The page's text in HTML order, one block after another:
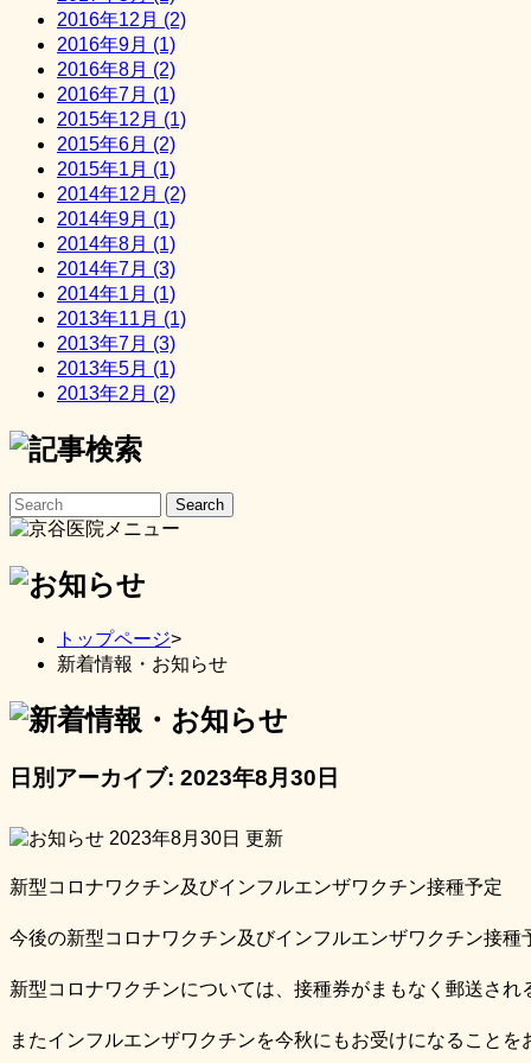
2016年12月 (2)
2016年9月 (1)
2016年8月 (2)
2016年7月 (1)
2015年12月 (1)
2015年6月 (2)
2015年1月 (1)
2014年12月 (2)
2014年9月 (1)
2014年8月 (1)
2014年7月 (3)
2014年1月 (1)
2013年11月 (1)
2013年7月 (3)
2013年5月 (1)
2013年2月 (2)
トップページ>
新着情報・お知らせ
日別アーカイブ: 2023年8月30日
2023年8月30日 更新
新型コロナワクチン及びインフルエンザワクチン接種予定
今後の新型コロナワクチン及びインフルエンザワクチン接
新型コロナワクチンについては、接種券がまもなく郵送さ
またインフルエンザワクチンを今秋にもお受けになることを